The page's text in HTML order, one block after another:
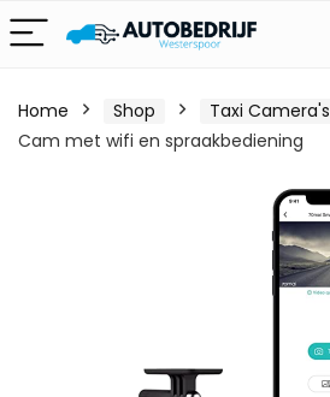
Home Shop Taxi Camera's
Cam met wifi en spraakbediening